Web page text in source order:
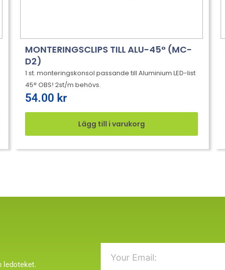
MONTERINGSCLIPS TILL ALU-45° (MC-
D2)
1 st. monteringskonsol passande till Aluminium LED-list
45° OBS! 2st/m behövs.
54.00 kr
Lägg till i varukorg
ledoteket.